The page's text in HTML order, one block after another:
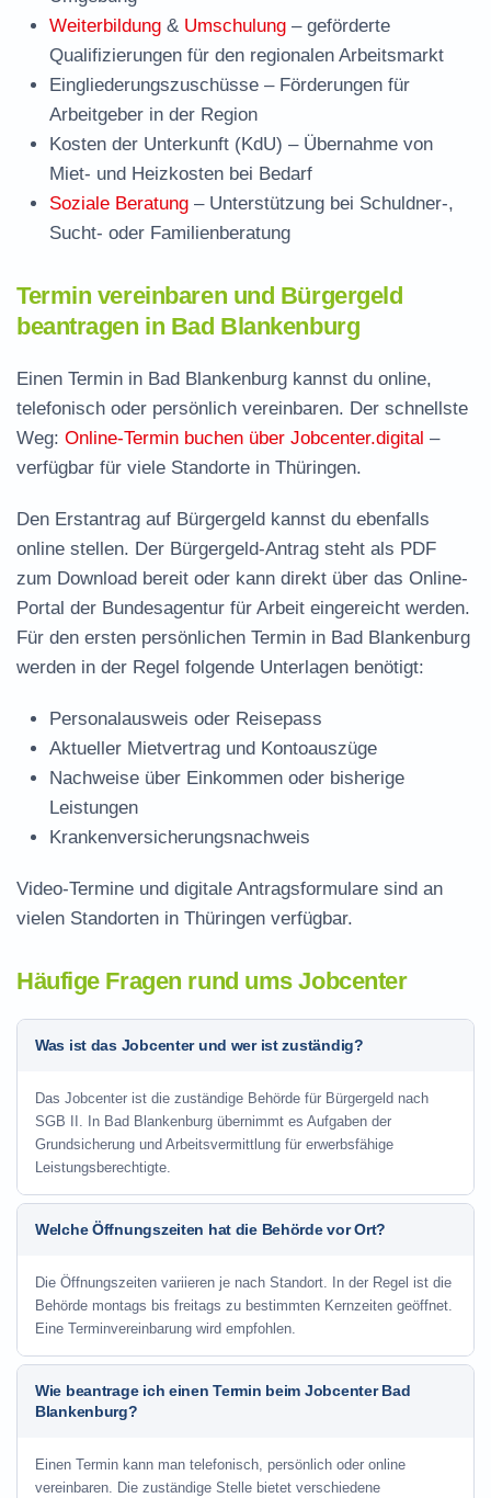
Weiterbildung & Umschulung – geförderte
Qualifizierungen für den regionalen Arbeitsmarkt
Eingliederungszuschüsse – Förderungen für
Arbeitgeber in der Region
Kosten der Unterkunft (KdU) – Übernahme von
Miet- und Heizkosten bei Bedarf
Soziale Beratung – Unterstützung bei Schuldner-,
Sucht- oder Familienberatung
Termin vereinbaren und Bürgergeld
beantragen in Bad Blankenburg
Einen Termin in Bad Blankenburg kannst du online,
telefonisch oder persönlich vereinbaren. Der schnellste
Weg: Online-Termin buchen über Jobcenter.digital –
verfügbar für viele Standorte in Thüringen.
Den Erstantrag auf Bürgergeld kannst du ebenfalls
online stellen. Der Bürgergeld-Antrag steht als PDF
zum Download bereit oder kann direkt über das Online-
Portal der Bundesagentur für Arbeit eingereicht werden.
Für den ersten persönlichen Termin in Bad Blankenburg
werden in der Regel folgende Unterlagen benötigt:
Personalausweis oder Reisepass
Aktueller Mietvertrag und Kontoauszüge
Nachweise über Einkommen oder bisherige
Leistungen
Krankenversicherungsnachweis
Video-Termine und digitale Antragsformulare sind an
vielen Standorten in Thüringen verfügbar.
Häufige Fragen rund ums Jobcenter
Was ist das Jobcenter und wer ist zuständig?
Das Jobcenter ist die zuständige Behörde für Bürgergeld nach
SGB II. In Bad Blankenburg übernimmt es Aufgaben der
Grundsicherung und Arbeitsvermittlung für erwerbsfähige
Leistungsberechtigte.
Welche Öffnungszeiten hat die Behörde vor Ort?
Die Öffnungszeiten variieren je nach Standort. In der Regel ist die
Behörde montags bis freitags zu bestimmten Kernzeiten geöffnet.
Eine Terminvereinbarung wird empfohlen.
Wie beantrage ich einen Termin beim Jobcenter Bad
Blankenburg?
Einen Termin kann man telefonisch, persönlich oder online
vereinbaren. Die zuständige Stelle bietet verschiedene